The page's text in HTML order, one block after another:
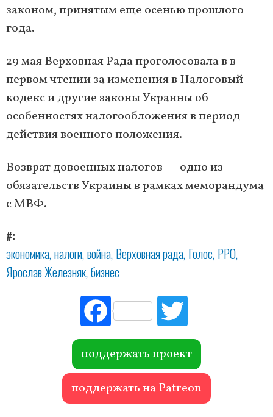
законом, принятым еще осенью прошлого
года.
29 мая Верховная Рада проголосовала в в
первом чтении за изменения в Налоговый
кодекс и другие законы Украины об
особенностях налогообложения в период
действия военного положения.
Возврат довоенных налогов — одно из
обязательств Украины в рамках меморандума
с МВФ.
#
экономика налоги война Верховная рада Голос РРО
Ярослав Железняк бизнес
Fac
ebo
ok r
поддержать проект
поддержать на Patreon